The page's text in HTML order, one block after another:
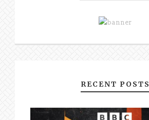
RECENT POSTS